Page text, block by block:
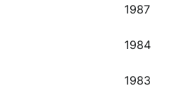
1987
1984
1983